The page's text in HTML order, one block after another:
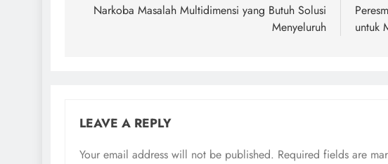
navigation
Narkoba Masalah Multidimensi yang Butuh Solusi
Menyeluruh
untuk
LEAVE A REPLY
Your email address will not be published. Required fields are